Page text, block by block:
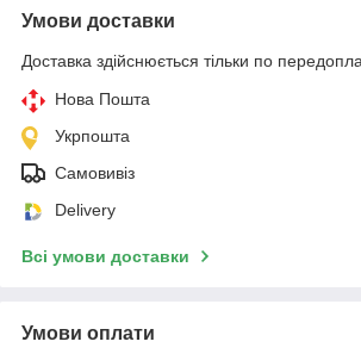
Умови доставки
Доставка здійснюється тільки по
Нова Пошта
Укрпошта
Самовивіз
Delivery
Всі умови доставки
Умови оплати